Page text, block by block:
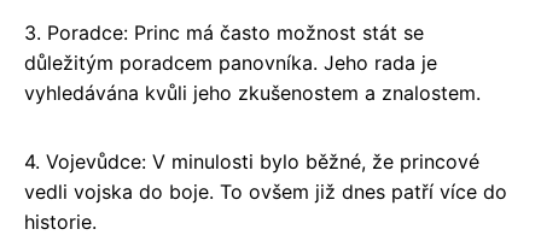
3. Poradce: Princ má často možnost stát se
důležitým poradcem panovníka. Jeho rada je
vyhledávána kvůli jeho zkušenostem a znalostem.
4. Vojevůdce: V minulosti bylo běžné, že princové
vedli vojska do boje. To ovšem již dnes patří více do
historie.